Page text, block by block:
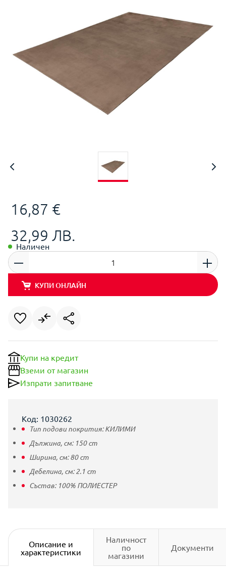
16,87 €
32,99 ЛВ.
Наличен
КУПИ ОНЛАЙН
Купи на кредит
Вземи от магазин
Изпрати запитване
Код: 1030262
Тип подови покрития:КИЛИМИ
Дължина, см: 150cm
Ширина, см:80cm
Дебелина, см:2.1 cm
Състав: 100% ПОЛИЕСТЕР
Описание и
характеристики
Наличност
по
магазини
Документи